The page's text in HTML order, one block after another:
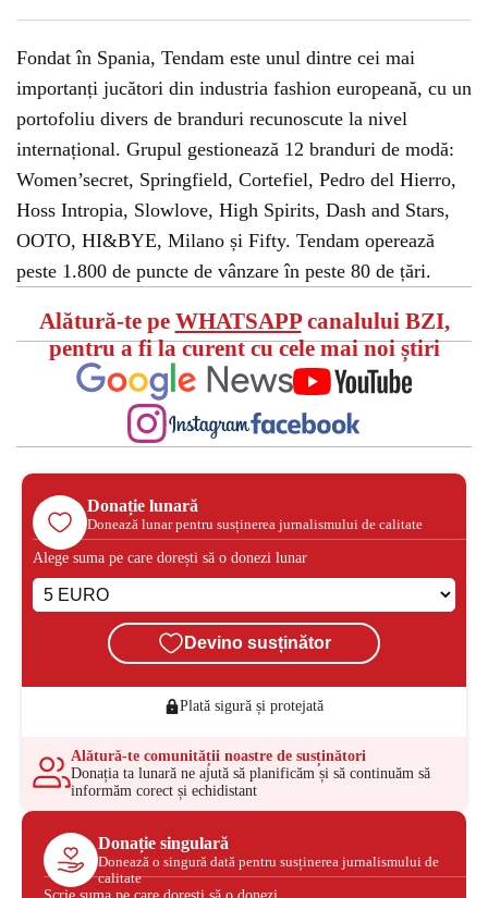
Fondat în Spania, Tendam este unul dintre cei mai
importanți jucători din industria fashion europeană, cu un
portofoliu divers de branduri recunoscute la nivel
internațional. Grupul gestionează 12 branduri de modă:
Women’secret, Springfield, Cortefiel, Pedro del Hierro,
Hoss Intropia, Slowlove, High Spirits, Dash and Stars,
OOTO, HI&BYE, Milano și Fifty. Tendam operează
peste 1.800 de puncte de vânzare în peste 80 de țări.
Alătură-te pe WHATSAPPcanalului BZI,
pentru a fi la curent cu cele mai noi știri
Donație lunară
Donează lunar pentru susținerea jurnalismului de calitate
Alege suma pe care dorești să o donezi lunar
Devino susținător
Plată sigură și protejată
Alătură-te comunității noastre de susținători
Donația ta lunară ne ajută să planificăm și să continuăm să
informăm corect și echidistant
Donație singulară
Donează o singură dată pentru susținerea jurnalismului de
calitate